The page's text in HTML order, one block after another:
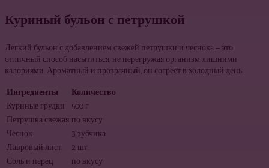
Куриный бульон с петрушкой
Легкий бульон с добавлением свежей петрушки и чеснока — это
отличный способ насытиться, не перегружая организм лишними
калориями. Ароматный и прозрачный, он согреет в холодный день.
Ингредиенты
Количество
Куриные грудки 500 г
Петрушка свежая по вкусу
Чеснок
3 зубчика
Лавровый лист
2 шт.
Соль и перец
по вкусу